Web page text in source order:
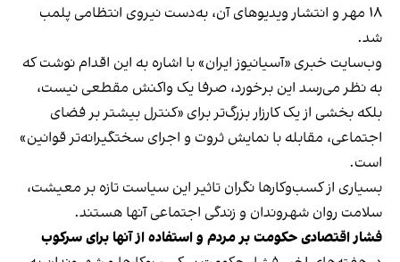
۱۸ مهر و انتشار ویدیوهای آن، به‌دست نیروی انتظامی پلمب
شد.
وب‌سایت خبری «آسیانیوز ایران» با اشاره به این اقدام نوشت که
به نظر می‌رسد این برخورد، صرفا یک واکنش مقطعی نیست،
بلکه بخشی از یک کارزار بزرگ‌تر برای «کنترل بیشتر بر فضای
اجتماعی، مقابله با نمایش ثروت و اجرای سختگیرانه‌تر قوانین»
است.
بسیاری از کسب‌وکارها نگران تاثیر این سیاست‌ تازه بر معیشت،
سلامت روان شهروندان و زندگی اجتماعی آنها هستند.
فشار اقتصادی حکومت بر مردم و استفاده از آنها برای سرکوب